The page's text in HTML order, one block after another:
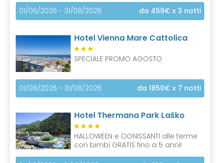
01/06/2026 - 31/08/2026
da 459€ x 3 notti
Hotel Vienna Mare Cattolica
S
SPECIALE PROMO AGOSTO
01/08/2026 - 31/08/2026 da 1850€ x 7 notti
Hotel Thermana Park Laško
HALLOWEEN e OGNISSANTI alle terme
con bimbi GRATIS fino a 5 anni!